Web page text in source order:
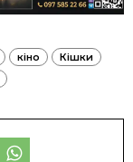
кіно
Кішки